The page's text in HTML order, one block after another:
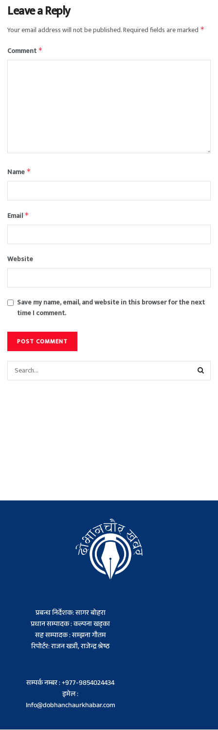
Leave a Reply
Your email address will not be published.Required fields are marked *
Comment *
Name *
Email *
Website
Save my name, email, and website in this browser for the next
time I comment.
प्रबन्ध निर्देशक: सागर बोहरा
प्रधान सम्पादक : कल्पना खड्का
सह सम्पादक : सम्झना गौतम
रिपोर्टर: राजन खत्री, राजेन्द्र श्रेष्ठ
सम्पर्क नम्बर : +977-9854024434
इमेल :
Info@dobhanchaurkhabar.com